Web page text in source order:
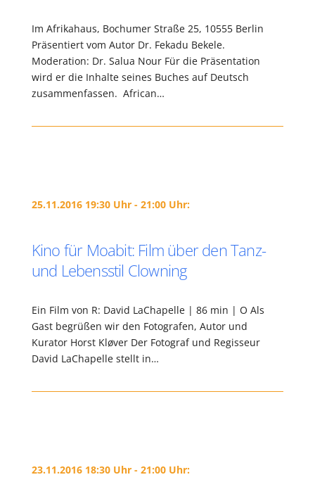
Im Afrikahaus, Bochumer Straße 25, 10555 Berlin
Präsentiert vom Autor Dr. Fekadu Bekele.
Moderation: Dr. Salua Nour Für die Präsentation
wird er die Inhalte seines Buches auf Deutsch
zusammenfassen. African…
25.11.2016 19:30 Uhr - 21:00 Uhr:
Kino für Moabit: Film über den Tanz-
und Lebensstil Clowning
Ein Film von R: David LaChapelle | 86 min | O Als
Gast begrüßen wir den Fotografen, Autor und
Kurator Horst Kløver Der Fotograf und Regisseur
David LaChapelle stellt in…
23.11.2016 18:30 Uhr - 21:00 Uhr: